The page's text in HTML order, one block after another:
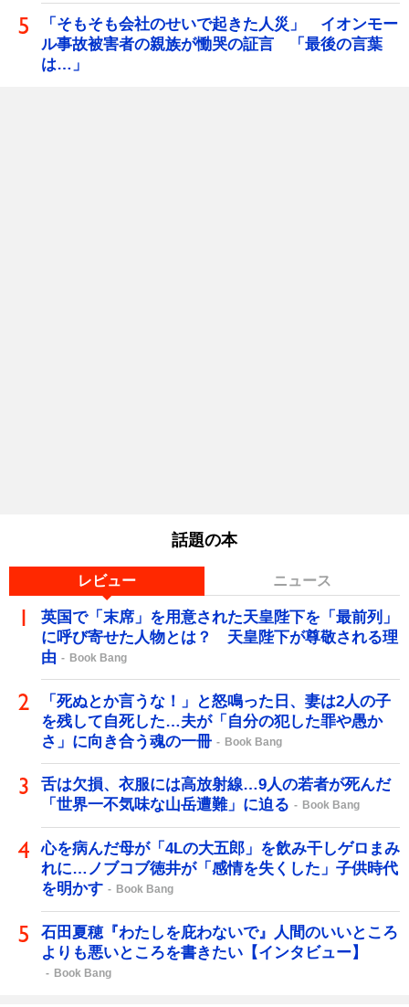
「そもそも会社のせいで起きた人災」 イオンモー
ル事故被害者の親族が慟哭の証言 「最後の言葉
は…」
話題の本
レビュー ニュース
英国で「末席」を用意された天皇陛下を「最前列」
に呼び寄せた人物とは？ 天皇陛下が尊敬される理
由
Book Bang
「死ぬとか言うな！」と怒鳴った日、妻は2人の子
を残して自死した…夫が「自分の犯した罪や愚か
さ」に向き合う魂の一冊
Book Bang
舌は欠損、衣服には高放射線…9人の若者が死んだ
「世界一不気味な山岳遭難」に迫る
Book Bang
心を病んだ母が「4Lの大五郎」を飲み干しゲロまみ
れに…ノブコブ徳井が「感情を失くした」子供時代
を明かす
Book Bang
石田夏穂『わたしを庇わないで』人間のいいところ
よりも悪いところを書きたい【インタビュー】
Book Bang